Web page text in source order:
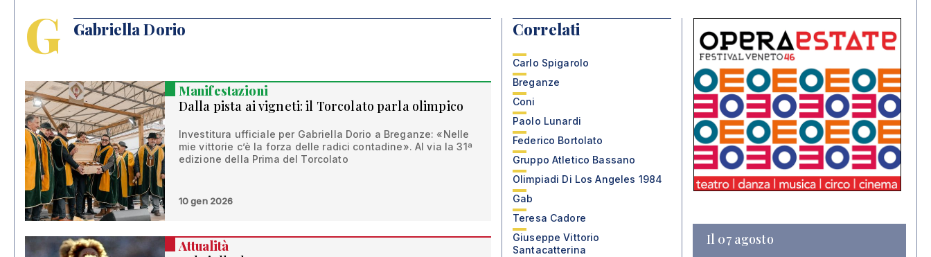
G Gabriella Dorio
Manifestazioni
Dalla pista ai vigneti: il Torcolato parla olimpico
Investitura ufficiale per Gabriella Dorio a Breganze: «Nelle
mie vittorie c’è la forza delle radici contadine». Al via la 31ª
edizione della Prima del Torcolato
10 gen 2026
Attualità
Correlati
Carlo Spigarolo
Breganze
Coni
Paolo Lunardi
Federico Bortolato
Gruppo Atletico Bassano
Olimpiadi Di Los Angeles 1984
Gab
Teresa Cadore
Giuseppe Vittorio
Santacatterina
Il 07 agosto